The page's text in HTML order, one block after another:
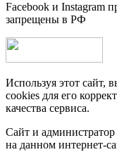
Facebook и Instagram
запрещены в РФ
Используя этот сайт,
cookies для его
качества сервиса.
Сайт и
на данном интернет-